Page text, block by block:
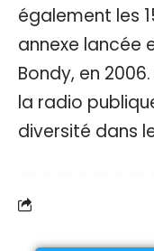
également les
annexe lancée
Bondy, en
la radio
diversité dans